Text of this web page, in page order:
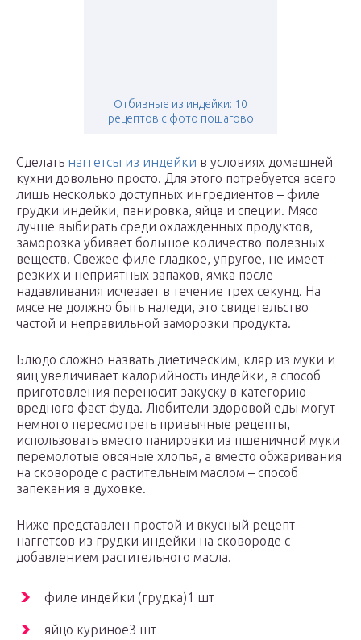
Отбивные из индейки: 10
рецептов с фото пошагово
Сделать наггетсы из индейки в условиях домашней
кухни довольно просто. Для этого потребуется всего
лишь несколько доступных ингредиентов – филе
грудки индейки, панировка, яйца и специи. Мясо
лучше выбирать среди охлажденных продуктов,
заморозка убивает большое количество полезных
веществ. Свежее филе гладкое, упругое, не имеет
резких и неприятных запахов, ямка после
надавливания исчезает в течение трех секунд. На
мясе не должно быть наледи, это свидетельство
частой и неправильной заморозки продукта.
Блюдо сложно назвать диетическим, кляр из муки и
яиц увеличивает калорийность индейки, а способ
приготовления переносит закуску в категорию
вредного фаст фуда. Любители здоровой еды могут
немного пересмотреть привычные рецепты,
использовать вместо панировки из пшеничной муки
перемолотые овсяные хлопья, а вместо обжаривания
на сковороде с растительным маслом – способ
запекания в духовке.
Ниже представлен простой и вкусный рецепт
наггетсов из грудки индейки на сковороде с
добавлением растительного масла.
филе индейки (грудка)1 шт
яйцо куриное3 шт